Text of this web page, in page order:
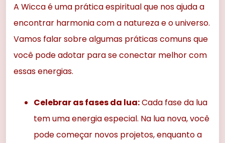
A Wicca é uma prática espiritual que nos ajuda a
encontrar harmonia com a natureza e o universo.
Vamos falar sobre algumas práticas comuns que
você pode adotar para se conectar melhor com
essas energias.
Celebrar as fases da lua:Cada fase da lua
tem uma energia especial. Na lua nova, você
pode começar novos projetos, enquanto a